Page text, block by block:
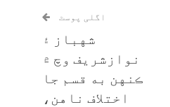
اگلی پوسٹ
شهباز ۽
نوازشريف وچ ۾
ڪنهن به قسم جا
اختلاف ناهن،